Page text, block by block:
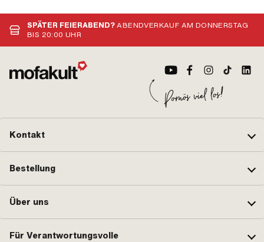
Lochbild [mm]: 44 x 44 ·
Dekompressor: Ja
Bestandteile: 1 Stk.
SPÄTER FEIERABEND?ABENDVERKAUF AM DONNERSTAG
BIS 20:00 UHR
Kontakt
Bestellung
Über uns
Für Verantwortungsvolle